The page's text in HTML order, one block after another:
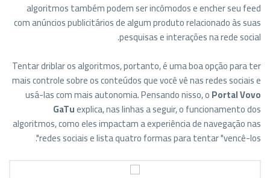
algoritmos também podem ser incômodos e encher seu feed
com anúncios publicitários de algum produto relacionado às suas
pesquisas e interações na rede social.
Tentar driblar os algoritmos, portanto, é uma boa opção para ter
mais controle sobre os conteúdos que você vê nas redes sociais e
usá-las com mais autonomia. Pensando nisso, oPortal Vovo
GaTuexplica, nas linhas a seguir, o funcionamento dos
algoritmos, como eles impactam a experiência de navegação nas
redes sociais e lista quatro formas para tentar "vencê-los".